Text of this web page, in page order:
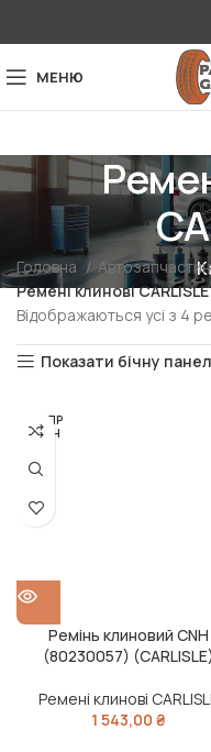
МЕНЮ
Головна
Ремені клинові CARLISLE
Відображаються усі з 4
Показати бічну
РОЗПР
ОДАН
Ремінь клиновий CNH
(80230057) (CARLISLE)
Ремені клинові
1 543,00 ₴